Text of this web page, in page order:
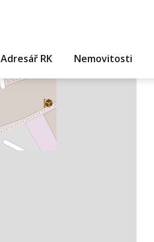
Adresář RK Nemovitosti